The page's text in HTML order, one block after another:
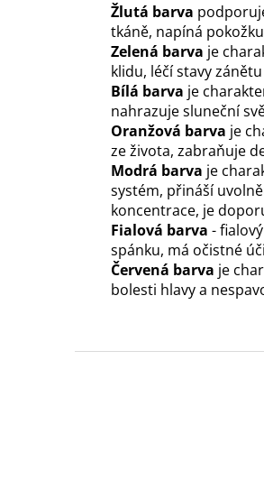
Žlutá barva
tkáně, napíná
Zelená barva je
klidu, léčí stavy
Bílá barva je
nahrazuje sluneční
Oranžová barva je
ze života, zabraňuje
Modrá barva je
systém, přináší
koncentrace, je
Fialová barva -
spánku, má očistné
Červená barva je
bolesti hlavy a